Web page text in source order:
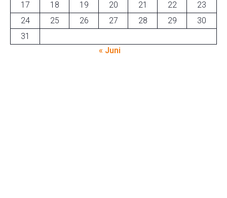
17
18 19 20 21 22
23
24
25 26 27 28 29
30
31
« Juni